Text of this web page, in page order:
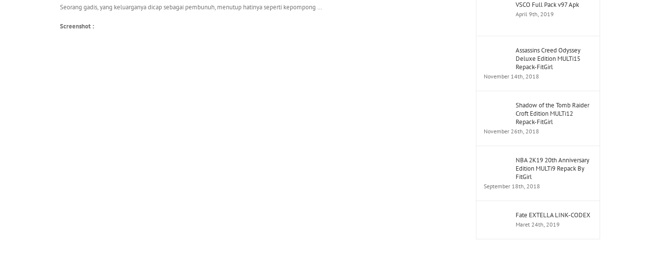
Seorang gadis, yang keluarganya dicap sebagai pembunuh, menutup hatinya seperti kepompong …
Screenshot :
VSCO Full Pack v97 Apk
April 9th, 2019
Assassins Creed Odyssey
Deluxe Edition MULTi15
Repack-FitGirl
November 14th, 2018
Shadow of the Tomb Raider
Croft Edition MULTi12
Repack-FitGirl
November 26th, 2018
NBA 2K19 20th Anniversary
Edition MULTi9 Repack By
FitGirl
September 18th, 2018
Fate EXTELLA LINK-CODEX
Maret 24th, 2019